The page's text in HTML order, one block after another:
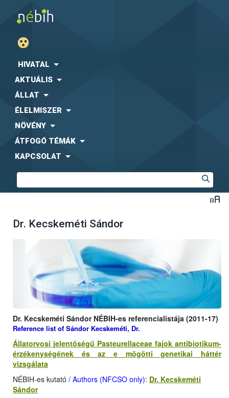
HIVATAL
AKTUÁLIS
ÁLLAT
ÉLELMISZER
NÖVÉNY
ÁTFOGÓ TÉMÁK
KAPCSOLAT
Dr. Kecskeméti Sándor
Dr. Kecskeméti Sándor NÉBIH-es referencialistája (2011-17)
Reference list of Sándor Kecskeméti, Dr.
Állatorvosi jelentőségű Pasteurellaceae fajok antibiotikum-
érzékenységének és az e mögötti genetikai háttér
vizsgálata
NÉBIH-es kutató / Authors (NFCSO only): Dr. Kecskeméti
Sándor